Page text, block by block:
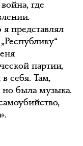
где
представлял
партии,
себя. Там,
была музыка.